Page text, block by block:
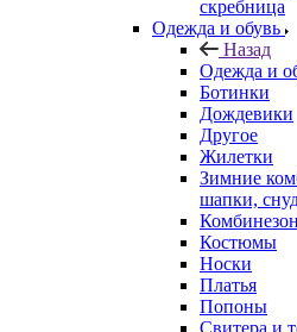
скребница
Одежда и обувь
Назад
Одежда и
Ботинки
Дождевики
Другое
Жилетки
Зимние
шапки,
Костюмы
Носки
Платья
Попоны
Свитера и